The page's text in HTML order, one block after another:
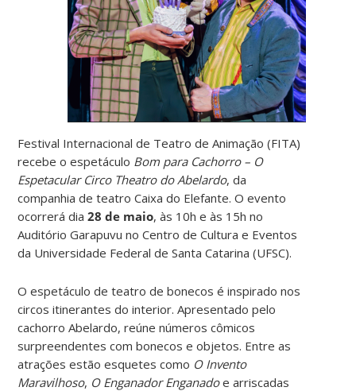
Festival Internacional de Teatro de Animação (FITA)
recebe o espetáculo Bom para Cachorro – O
Espetacular Circo Theatro do Abelardo, da
companhia de teatro Caixa do Elefante. O evento
ocorrerá dia28 de maio, às 10h e às 15h no
Auditório Garapuvu no Centro de Cultura e Eventos
da Universidade Federal de Santa Catarina (UFSC).
O espetáculo de teatro de bonecos é inspirado nos
circos itinerantes do interior. Apresentado pelo
cachorro Abelardo, reúne números cômicos
surpreendentes com bonecos e objetos. Entre as
atrações estão esquetes como O Invento
Maravilhoso, O Enganador Enganadoe arriscadas